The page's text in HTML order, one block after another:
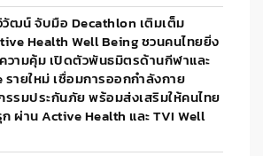
วัฒน์ จับมือ Decathlon เติมเต็ม
Health Well Being ชวนคนไทยยิ่ง
วามคุ้ม เปิดตัวพันธมิตรด้านกีฬาและ
ายใหม่ เชื่อมการออกกำลังกาย
รมประกันภัย พร้อมส่งเสริมให้คนไทย
ผ่าน Active Health และ TVI Well